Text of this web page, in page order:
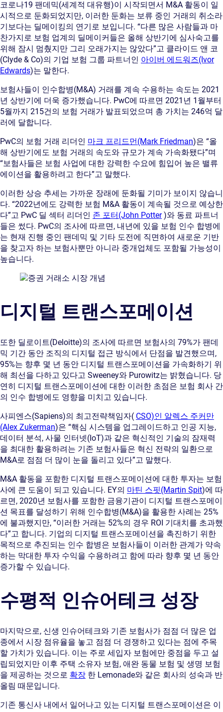
코로나19 팬데믹(세계적 대유행)이 시작되면서 M&A 활동이 일
시적으로 둔화되었지만, 이러한 둔화는 보류 중인 거래의 취소라
기보다는 딜메이킹의 연기로 보입니다. “다른 많은 사람들과 마
찬가지로 보험 업계의 딜메이커들은 올해 상반기에 심사숙고를
위해 잠시 멈췄지만 그리 오래가지는 않았다”고 클라이드 앤 코
(Clyde & Co)의 기업 보험 그룹 파트너인 아이버 에드워즈(Ivor
Edwards)는 말한다.
보험사들이 인수합병(M&A) 거래를 계속 수용하는 속도는 2021
년 상반기에 더욱 증가했습니다. PwC에 따르면 2021년 1월부터
5월까지 215건의 보험 거래가 발표되었으며 총 가치는 246억 달
러에 달합니다.
PwC의 보험 거래 리더인 마크 프리드먼(Mark Friedman)은 “올
해 상반기에도 보험 거래의 속도와 규모가 계속 가속화됐다”며
“보험사들은 보험 사업에 대한 강력한 수요에 힘입어 높은 밸류
에이션을 활용하려고 한다”고 말했다.
이러한 상승 추세는 가까운 장래에 둔화될 기미가 보이지 않습니
다. “2022년에도 강력한 보험 M&A 활동이 계속될 것으로 예상한
다”고 PwC 딜 섹터 리더인 존 포터(John Potter)와 동료 파트너
들은 썼다. PwC의 조사에 따르면, 내년에 있을 보험 인수 합병에
는 현재 진행 중인 팬데믹 및 기타 도전에 직면하여 새로운 기반
을 찾고자 하는 보험사뿐만 아니라 중개업체도 포함될 가능성이
높습니다.
디지털 트랜스포메이션
또한 딜로이트(Deloitte)의 조사에 따르면 보험사의 79%가 팬데
믹 기간 동안 조직의 디지털 접근 방식에서 단점을 발견했으며,
95%는 향후 몇 년 동안 디지털 트랜스포메이션을 가속화하기 위
해 최선을 다하고 있다고 Sweeney와 Purowitz는 밝혔습니다. 당
연히 디지털 트랜스포메이션에 대한 이러한 초점은 보험 회사 간
의 인수 합병에도 영향을 미치고 있습니다.
사피엔스(Sapiens)의 최고전략책임자( CSO)인 알렉스 주커만
(Alex Zukerman)은 “핵심 시스템을 업그레이드하고 인공 지능,
데이터 분석, 사물 인터넷(IoT)과 같은 혁신적인 기술의 잠재력
을 최대한 활용하려는 기존 보험사들은 혁신 전략의 일환으로
M&A로 점점 더 많이 눈을 돌리고 있다”고 말했다.
M&A 활동을 포함한 디지털 트랜스포메이션에 대한 투자는 보험
사에 큰 도움이 되고 있습니다. EY의 마틴 스핏(Martin Spit)에 따
르면, 2020년 보험사를 포함한 금융기관이 디지털 트랜스포메이
션 목표를 달성하기 위해 인수합병(M&A)을 활용한 사례는 25%
에 불과했지만, “이러한 거래는 52%의 경우 ROI 기대치를 초과했
다”고 합니다. 기업의 디지털 트랜스포메이션을 촉진하기 위한
목적으로 추진되는 인수 합병은 보험사들이 이러한 관계가 약속
하는 막대한 투자 수익을 수용하려고 함에 따라 향후 몇 년 동안
증가할 수 있습니다.
수평적 인슈어테크 성장
마지막으로, 신생 인슈어테크와 기존 보험사가 점점 더 많은 업
종에서 시장 점유율을 놓고 점점 더 경쟁하고 있다는 점에 주목
할 가치가 있습니다. 이는 주로 세입자 보험에만 중점을 두고 설
립되었지만 이후 주택 소유자 보험, 애완 동물 보험 및 생명 보험
을 제공하는 것으로 확장 한 Lemonade와 같은 회사의 성숙과 반
올림 때문입니다.
기존 통신사 내에서 일어나고 있는 디지털 트랜스포메이션은 이